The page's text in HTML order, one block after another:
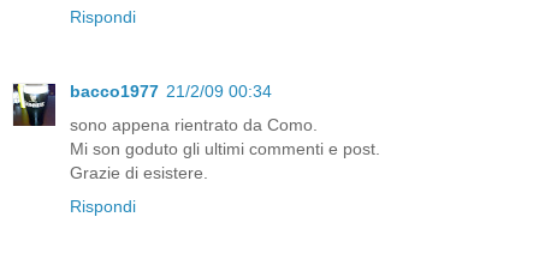
Rispondi
bacco1977 21/2/09 00:34
sono appena rientrato da Como.
Mi son goduto gli ultimi commenti e post.
Grazie di esistere.
Rispondi